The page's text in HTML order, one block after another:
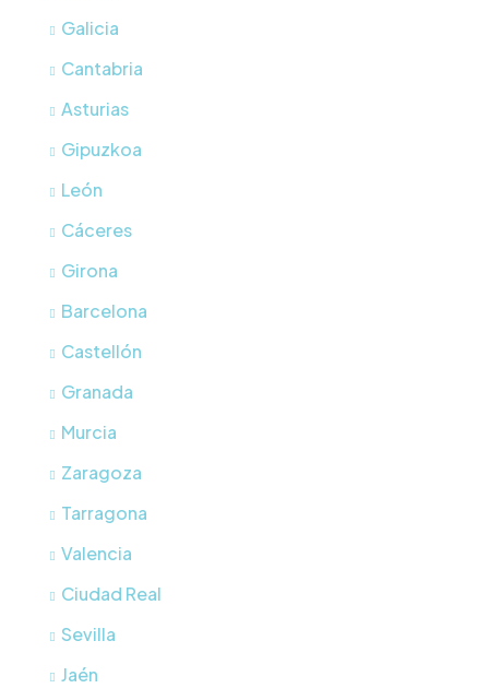
Galicia
Cantabria
Asturias
Gipuzkoa
León
Cáceres
Girona
Barcelona
Castellón
Granada
Murcia
Zaragoza
Tarragona
Valencia
Ciudad Real
Sevilla
Jaén